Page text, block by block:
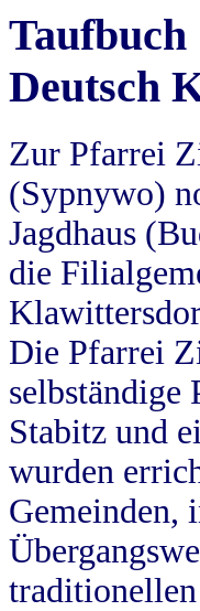
Deutsch
Zur Pfarrei
(Sypnywo)
Jagdhaus
die
Die Pfarrei
Stabitz und
wurden
Gemeinden,